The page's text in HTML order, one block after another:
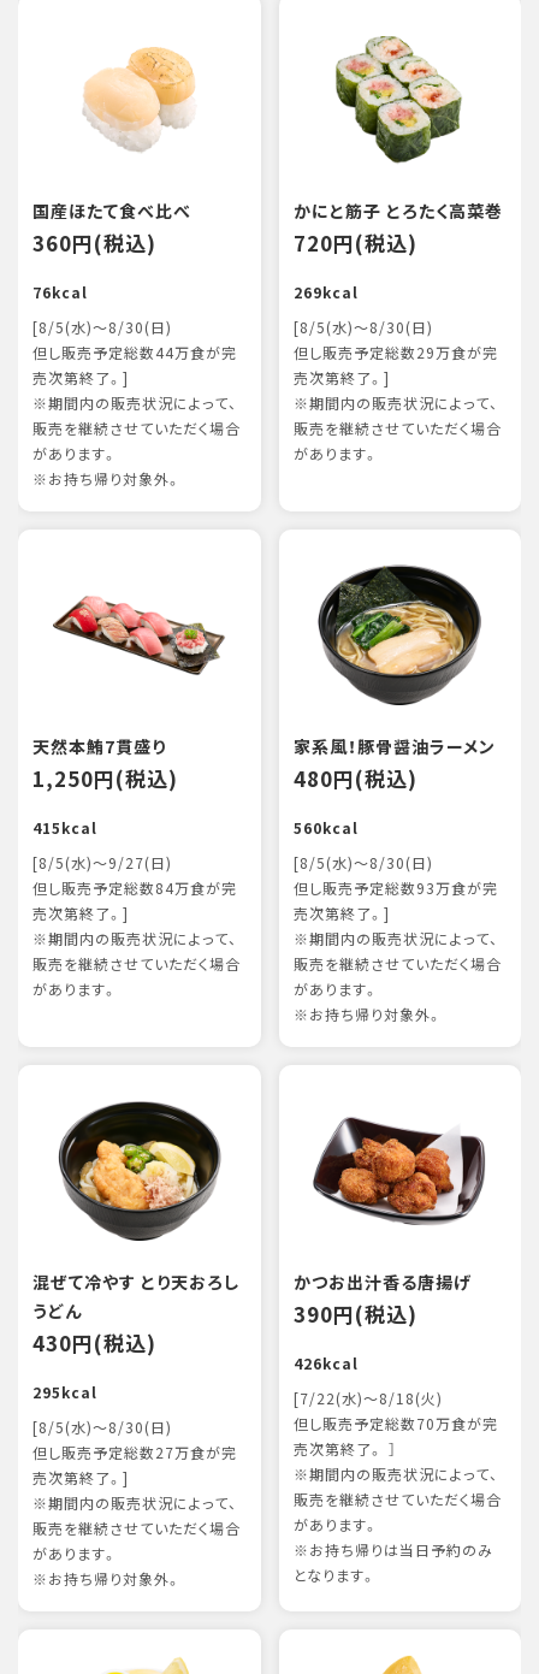
国産ほたて食べ比べ
360円(税込)
76kcal
[8/5(水)～8/30(日)
但し販売予定総数44万食が完
売次第終了。]
※期間内の販売状況によって、
販売を継続させていただく場合
があります。
※お持ち帰り対象外。
かにと筋子 とろたく高菜巻
720円(税込)
269kcal
[8/5(水)～8/30(日)
但し販売予定総数29万食が完
売次第終了。]
※期間内の販売状況によって、
販売を継続させていただく場合
があります。
天然本鮪7貫盛り
1,250円(税込)
415kcal
[8/5(水)～9/27(日)
但し販売予定総数84万食が完
売次第終了。]
※期間内の販売状況によって、
販売を継続させていただく場合
があります。
家系風！豚骨醤油ラーメン
480円(税込)
560kcal
[8/5(水)～8/30(日)
但し販売予定総数93万食が完
売次第終了。]
※期間内の販売状況によって、
販売を継続させていただく場合
があります。
※お持ち帰り対象外。
混ぜて冷やす とり天おろし
うどん
430円(税込)
295kcal
[8/5(水)～8/30(日)
但し販売予定総数27万食が完
売次第終了。]
※期間内の販売状況によって、
販売を継続させていただく場合
があります。
※お持ち帰り対象外。
かつお出汁香る唐揚げ
390円(税込)
426kcal
[7/22(水)～8/18(火)
但し販売予定総数70万食が完
売次第終了。 ］
※期間内の販売状況によって、
販売を継続させていただく場合
があります。
※お持ち帰りは当日予約のみ
となります。